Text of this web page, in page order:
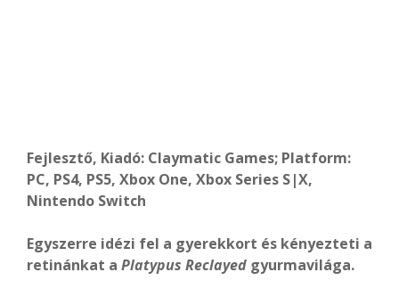
Fejlesztő, Kiadó: Claymatic Games; Platform:
PC, PS4, PS5, Xbox One, Xbox Series S|X,
Nintendo Switch
Egyszerre idézi fel a gyerekkort és kényezteti a
retinánkat a Platypus Reclayed gyurmavilága.